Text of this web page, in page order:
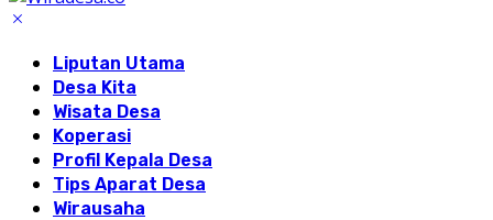
Liputan Utama
Desa Kita
Wisata Desa
Koperasi
Profil Kepala Desa
Tips Aparat Desa
Wirausaha